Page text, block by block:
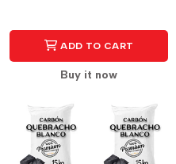
ADD TO CART
Buy it now